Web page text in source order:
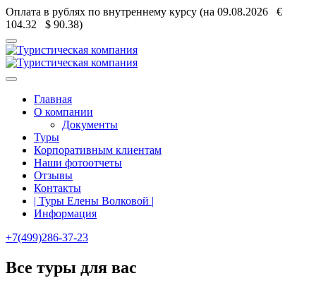
Оплата в рублях по внутреннему курсу (на 09.08.2026 €
104.32 $ 90.38)
Главная
О компании
Документы
Туры
Корпоративным клиентам
Наши фотоотчеты
Отзывы
Контакты
| Туры Елены Волковой |
Информация
+7(499)286-37-23
Все туры для вас